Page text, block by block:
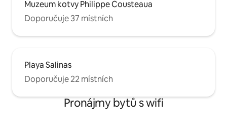
Muzeum kotvy Philippe Cousteaua
Doporučuje 37 místních
Playa Salinas
Doporučuje 22 místních
Pronájmy bytů s wifi